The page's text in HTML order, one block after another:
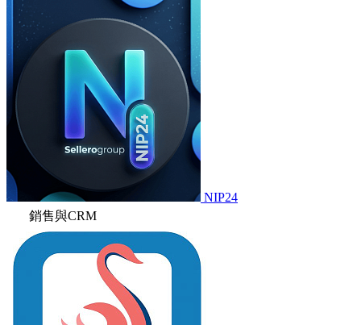
NIP24
銷售與CRM